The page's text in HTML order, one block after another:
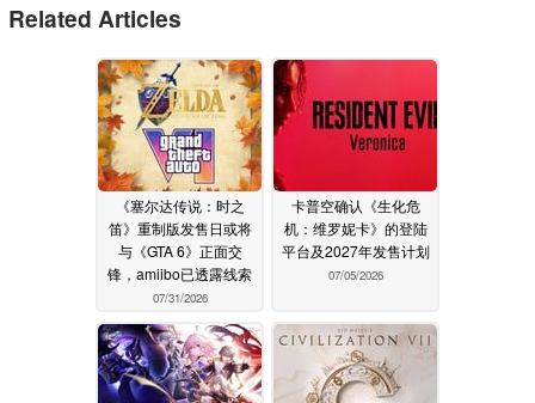
Related Articles
《塞尔达传说：时之
笛》重制版发售日或将
与《GTA 6》正面交
锋，amiibo已透露线索
07/31/2026
卡普空确认《生化危
机：维罗妮卡》的登陆
平台及2027年发售计划
07/05/2026